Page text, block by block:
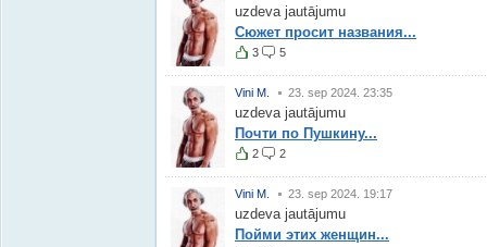
uzdeva jautājumu
Сюжет просит названия...
3 5
Vini M. 23. sep 2024. 23:35
uzdeva jautājumu
Почти по Пушкину...
2 2
Vini M. 23. sep 2024. 19:17
uzdeva jautājumu
Пойми этих женщин...